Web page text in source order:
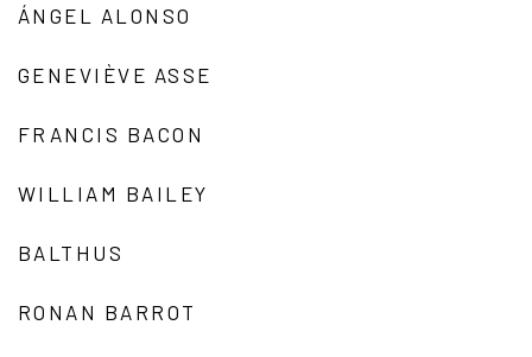
ÁNGEL ALONSO
GENEVIÈVE ASSE
FRANCIS BACON
WILLIAM BAILEY
BALTHUS
RONAN BARROT